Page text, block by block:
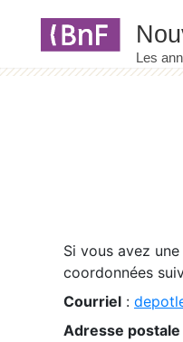
Si vous avez
coordonnées
Courriel :
Adresse postale